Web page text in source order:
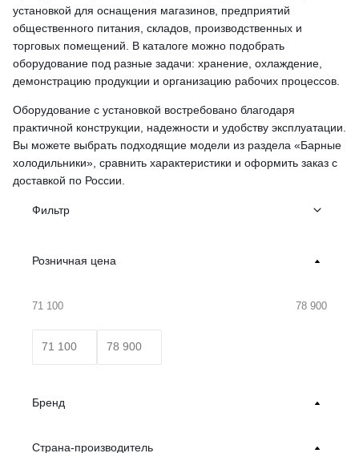
установкой для оснащения магазинов, предприятий
общественного питания, складов, производственных и
торговых помещений. В каталоге можно подобрать
оборудование под разные задачи: хранение, охлаждение,
демонстрацию продукции и организацию рабочих процессов.
Оборудование с установкой востребовано благодаря
практичной конструкции, надежности и удобству эксплуатации.
Вы можете выбрать подходящие модели из раздела «Барные
холодильники», сравнить характеристики и оформить заказ с
доставкой по России.
Фильтр
Розничная цена
71 100 78 900
Бренд
Страна-производитель